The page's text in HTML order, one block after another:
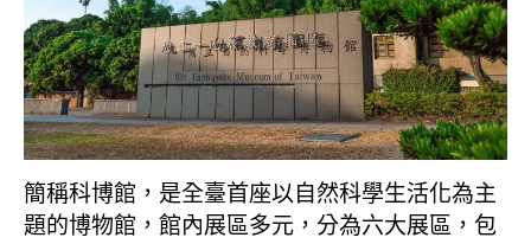
簡稱科博館，是全臺首座以自然科學生活化為主
題的博物館，館內展區多元，分為六大展區，包